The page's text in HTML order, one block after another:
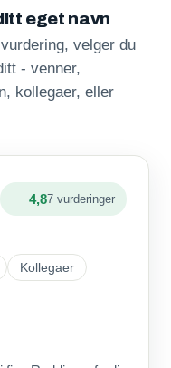
eget navn
velger du
- venner,
kollegaer, eller
4,87 vurderinger
Kollegaer